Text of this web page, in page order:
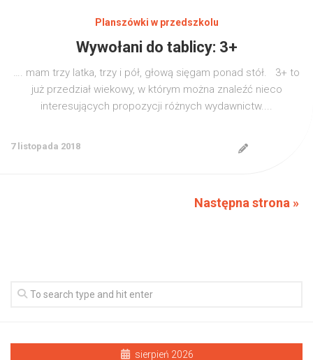
Planszówki w przedszkolu
Wywołani do tablicy: 3+
…. mam trzy latka, trzy i pół, głową sięgam ponad stół. 3+ to
już przedział wiekowy, w którym można znaleźć nieco
interesujących propozycji różnych wydawnictw....
7 listopada 2018
Następna strona »
sierpień 2026